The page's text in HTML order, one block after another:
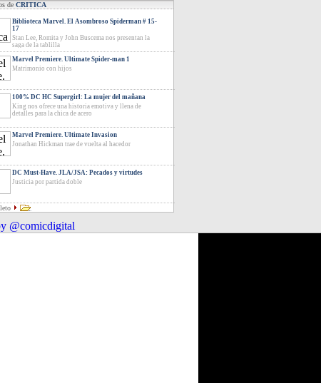
deCRITICA
Biblioteca Marvel. El Asombroso Spiderman # 15-
17
Stan Lee, Romita y John Buscema nos presentan la
saga de la tablilla
Marvel Premiere. Ultimate Spider-man 1
Matrimonio con hijos
100% DC HC Supergirl: La mujer del mañana
King nos ofrece una historia emotiva y llena de
detalles para la chica de acero
Marvel Premiere. Ultimate Invasion
Jonathan Hickman trae de vuelta al hacedor
DC Must-Have. JLA/JSA: Pecados y virtudes
Justicia por partida doble
@comicdigital